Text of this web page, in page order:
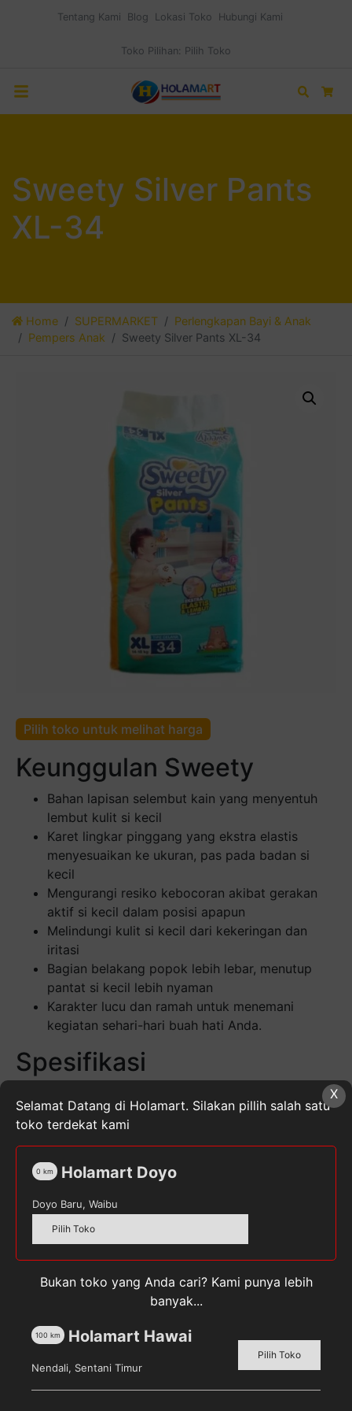
Tentang Kami Blog Lokasi Toko Hubungi Kami
Toko Pilihan: Pilih Toko
Search
Sweety Silver Pants
XL-34
Home SUPERMARKET
Perlengkapan Bayi & Anak
Pempers Anak
Sweety Silver Pants XL-34
Pilih toko untuk melihat harga
Keunggulan Sweety
Bahan lapisan selembut kain yang menyentuh
lembut kulit si kecil
Karet lingkar pinggang yang ekstra elastis
menyesuaikan ke ukuran, pas pada badan si
kecil
Mengurangi resiko kebocoran akibat gerakan
aktif si kecil dalam posisi apapun
Melindungi kulit si kecil dari kekeringan dan
iritasi
Bagian belakang popok lebih lebar, menutup
pantat si kecil lebih nyaman
Karakter lucu dan ramah untuk menemani
kegiatan sehari-hari buah hati Anda.
Spesifikasi
Isi kemasan 34
Berat Toddler 14 – 18 kg
Tipe Celana
Cara Pemakaian
Buka leak guards ke depan
Letakkan bayi diatas popok
Pastikan popok digunakan dengan baik dan
posisi yang tepat untuk menghindari kebocoran
Kuantitas
Sweety
Silver
X
Selamat Datang di Holamart. Silakan pillih salah satu
toko terdekat kami
Holamart Doyo
0 km
Doyo Baru, Waibu
Pilih Toko
Bukan toko yang Anda cari? Kami punya lebih
banyak...
Holamart Hawai
100 km
Nendali, Sentani Timur
Pilih Toko